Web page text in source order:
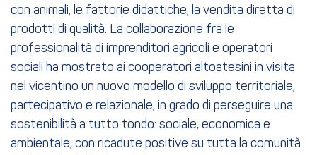
con animali, le fattorie didattiche, la vendita diretta di
prodotti di qualità. La collaborazione fra le
professionalità di imprenditori agricoli e operatori
sociali ha mostrato ai cooperatori altoatesini in visita
nel vicentino un nuovo modello di sviluppo territoriale,
partecipativo e relazionale, in grado di perseguire una
sostenibilità a tutto tondo: sociale, economica e
ambientale, con ricadute positive su tutta la comunità